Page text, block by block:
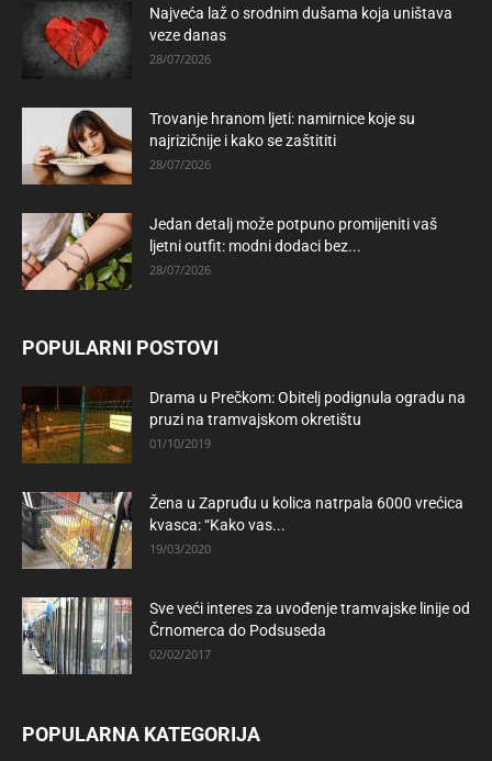
Najveća laž o srodnim dušama koja uništava
veze danas
28/07/2026
Trovanje hranom ljeti: namirnice koje su
najrizičnije i kako se zaštititi
28/07/2026
Jedan detalj može potpuno promijeniti vaš
ljetni outfit: modni dodaci bez...
28/07/2026
POPULARNI POSTOVI
Drama u Prečkom: Obitelj podignula ogradu na
pruzi na tramvajskom okretištu
01/10/2019
Žena u Zapruđu u kolica natrpala 6000 vrećica
kvasca: “Kako vas...
19/03/2020
Sve veći interes za uvođenje tramvajske linije od
Črnomerca do Podsuseda
02/02/2017
POPULARNA KATEGORIJA